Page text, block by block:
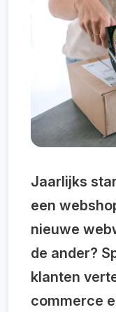
Jaarlijks
een
nieuwe
de ander?
klanten
commerce